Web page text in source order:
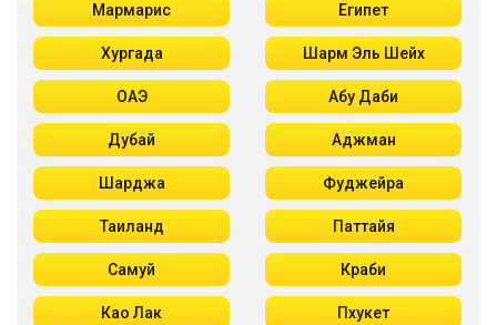
Мармарис Египет
Хургада Шарм Эль Шейх
ОАЭ Абу Даби
Дубай Аджман
Шарджа Фуджейра
Таиланд Паттайя
Самуй Краби
Као Лак Пхукет